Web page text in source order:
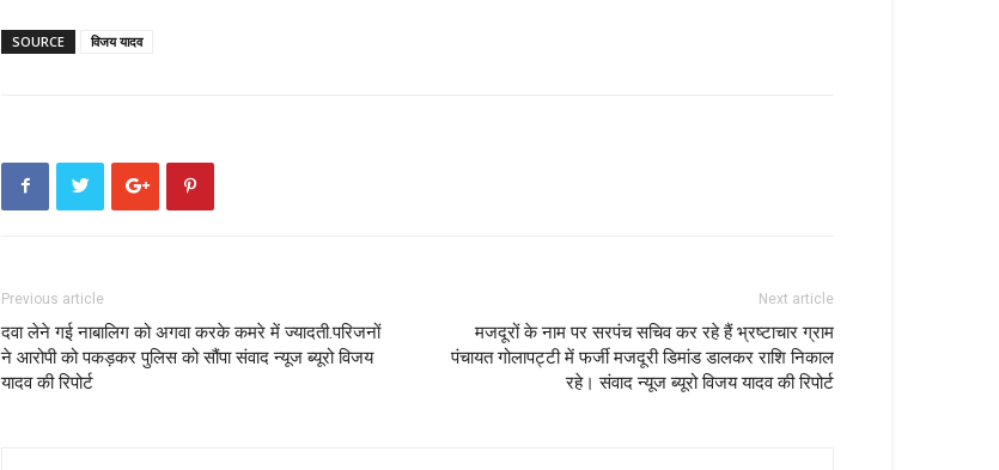
SOURCE विजय यादव
Previous article
दवा लेने गई नाबालिग को अगवा करके कमरे में ज्यादती.परिजनों
ने आरोपी को पकड़कर पुलिस को सौंपा संवाद न्यूज ब्यूरो विजय
यादव की रिपोर्ट
Next article
मजदूरों के नाम पर सरपंच सचिव कर रहे हैं भ्रष्टाचार ग्राम
पंचायत गोलापट्टी में फर्जी मजदूरी डिमांड डालकर राशि निकाल
रहे। संवाद न्यूज ब्यूरो विजय यादव की रिपोर्ट